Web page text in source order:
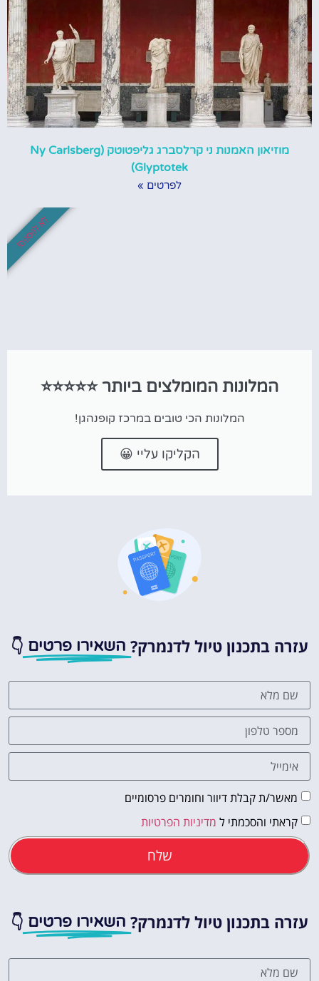
מוזיאון האמנות ני קרלסברג גליפטוטק (Ny Carlsberg
Glyptotek)
לפרטים »
המלונות המומלצים ביותר ⭐⭐⭐⭐⭐
המלונות הכי טובים במרכז קופנהגן!
הקליקו עליי 😀
לא לפספס!
עזרה בתכנון טיול לדנמרק? השאירו פרטים 👇
מאשר/ת קבלת דיוור וחומרים פרסומיים
קראתי והסכמתי ל מדיניות הפרטיות
שלח
עזרה בתכנון טיול לדנמרק? השאירו פרטים 👇